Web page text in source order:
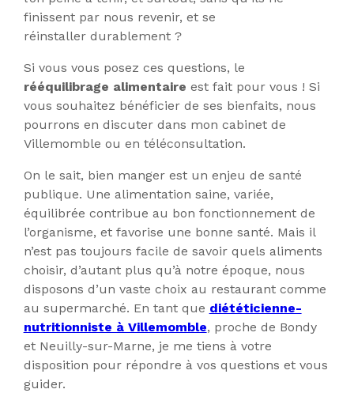
finissent par nous revenir, et se
réinstaller durablement ?
Si vous vous posez ces questions, le
rééquilibrage alimentaire est fait pour vous ! Si
vous souhaitez bénéficier de ses bienfaits, nous
pourrons en discuter dans mon cabinet de
Villemomble ou en téléconsultation.
On le sait, bien manger est un enjeu de santé
publique. Une alimentation saine, variée,
équilibrée contribue au bon fonctionnement de
l’organisme, et favorise une bonne santé. Mais il
n’est pas toujours facile de savoir quels aliments
choisir, d’autant plus qu’à notre époque, nous
disposons d’un vaste choix au restaurant comme
au supermarché. En tant que diététicienne-
nutritionniste à Villemomble, proche de Bondy
et Neuilly-sur-Marne, je me tiens à votre
disposition pour répondre à vos questions et vous
guider.